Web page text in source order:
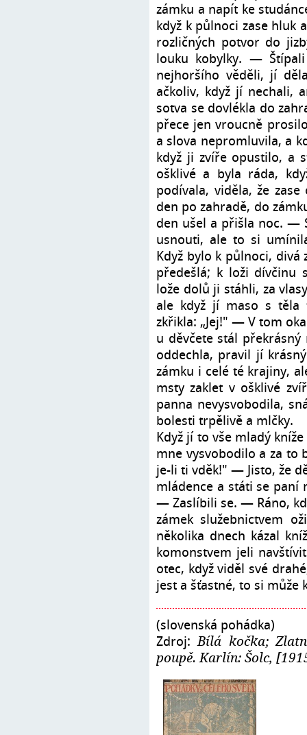
zámku a napít ke
když k půlnoci zase hluk
rozličných potvor do
louku kobylky. —
nejhoršího věděli, jí
ačkoliv, když jí nechali,
sotva se dovlékla do
přece jen vroucně
a slova nepromluvila, a
když ji zvíře opustilo, a
ošklivé a byla ráda,
podívala, viděla, že
den po zahradě, do
den ušel a přišla noc. —
usnouti, ale to si
Když bylo k půlnoci,
předešlá; k loži dívčinu
lože dolů ji stáhli, za
ale když jí maso s
zkřikla: „Jej!" — V tom
u děvčete stál
oddechla, pravil jí
zámku i celé té krajiny,
msty zaklet v ošklivé
panna nevysvobodila,
bolesti trpělivě a mlčky.
Když jí to vše mladý
mne vysvobodilo a za to
je-li ti vděk!" — Jisto, že
mládence a státi se paní
— Zaslíbili se. — Ráno,
zámek služebnictvem
několika dnech kázal
komonstvem jeli
otec, když viděl své
jest a šťastné, to si může
(slovenská pohádka)
Zdroj:Bílá kočka;
poupě. Karlín: Šolc,